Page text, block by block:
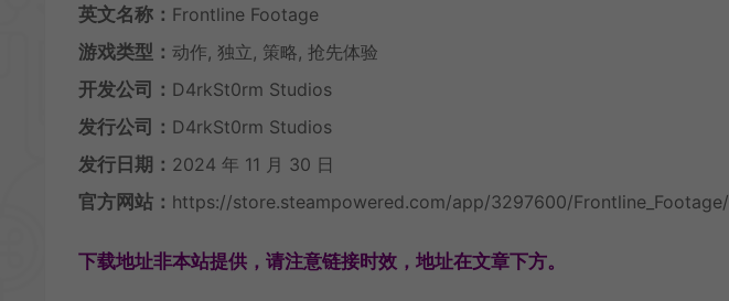
英文名称： Frontline Footage
游戏类型： 动作, 独立, 策略, 抢先体验
开发公司： D4rkSt0rm Studios
发行公司： D4rkSt0rm Studios
发行日期： 2024 年 11 月 30 日
官方网站： https://store.steampowered.com/app/3297600/Frontline_Footage/
下载地址非本站提供，请注意链接时效，地址在文章下方。